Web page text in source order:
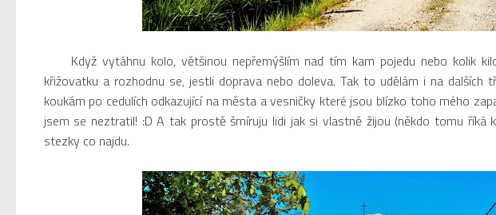
Když vytáhnu kolo, většinou nepřemýšlím nad tím kam pojedu nebo kolik
křižovatku a rozhodnu se, jestli doprava nebo doleva. Tak to udělám i na
koukám po cedulích odkazující na města a vesničky které jsou blízko toho mého
jsem se neztratil! :D A tak prostě šmíruju lidi jak si vlastně žijou (někdo tomu říká
stezky co najdu.